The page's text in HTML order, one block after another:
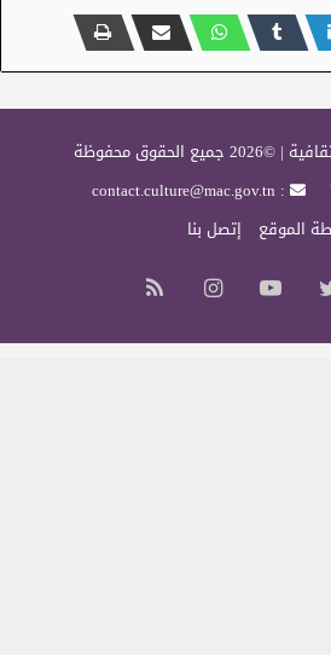
الحقوق محفوظة
: contact.culture@mac.gov.tn
الموقع
إتصل بنا
تويتر يوتيوب انستقرام
الموقع